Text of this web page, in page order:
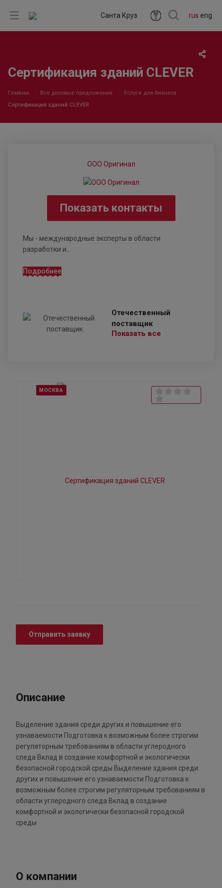
rus eng
Санта Круз
Сертификация зданий CLEVER
Главная Все деловые предложения
Услуги для бизнеса
Сертификация зданий CLEVER
ООО Оригинал
Показать контакты
Мы - международные эксперты в области
разработки и...
Подробнее
Отечественный
поставщик
Показать все
МОСКВА
Отправить заявку
Описание
Выделение здания среди других и повышение его
узнаваемости Подготовка к возможным более строгим
регуляторным требованиям в области углеродного
следа Вклад в создание комфортной и экологически
безопасной городской среды Выделение здания среди
других и повышение его узнаваемости Подготовка к
возможным более строгим регуляторным требованиям в
области углеродного следа Вклад в создание
комфортной и экологически безопасной городской
среды
О компании